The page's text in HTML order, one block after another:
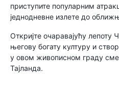
приступите популарним
једнодневне излете до
Откријте очаравајућу лепоту
његову богату културу и
у овом живописном граду
Тајланда.